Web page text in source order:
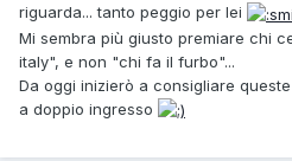
riguarda... tanto peggio per lei
Mi sembra più giusto premiare chi
italy", e non "chi fa il furbo"...
Da oggi inizierò a consigliare
a doppio ingresso